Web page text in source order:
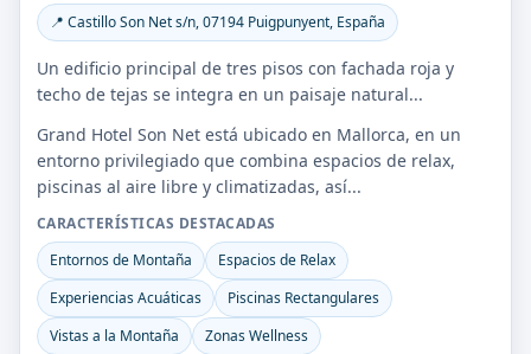
📍 Castillo Son Net s/n, 07194 Puigpunyent, España
Un edificio principal de tres pisos con fachada roja y
techo de tejas se integra en un paisaje natural...
Grand Hotel Son Net está ubicado en Mallorca, en un
entorno privilegiado que combina espacios de relax,
piscinas al aire libre y climatizadas, así...
CARACTERÍSTICAS DESTACADAS
Entornos de Montaña
Espacios de Relax
Experiencias Acuáticas
Piscinas Rectangulares
Vistas a la Montaña
Zonas Wellness